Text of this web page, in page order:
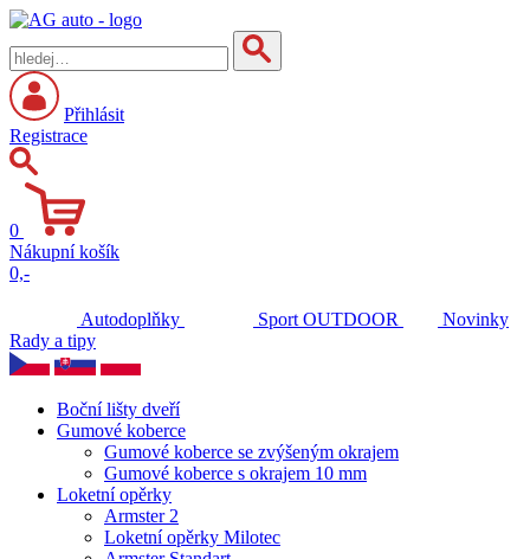
Přihlásit
Registrace
0
Nákupní košík
0,-
Autodoplňky Sport OUTDOOR
Novinky
Rady a tipy
Boční lišty dveří
Gumové koberce
Gumové koberce se zvýšeným okrajem
Gumové koberce s okrajem 10 mm
Loketní opěrky
Armster 2
Loketní opěrky Milotec